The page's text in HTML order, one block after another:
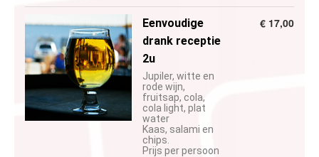
Eenvoudige
drank receptie
2u
Jupiler, witte en
rode wijn,
fruitsap, cola,
cola light, plat
water
Kaas, salami en
chips.
Prijs per persoon
€ 17,00